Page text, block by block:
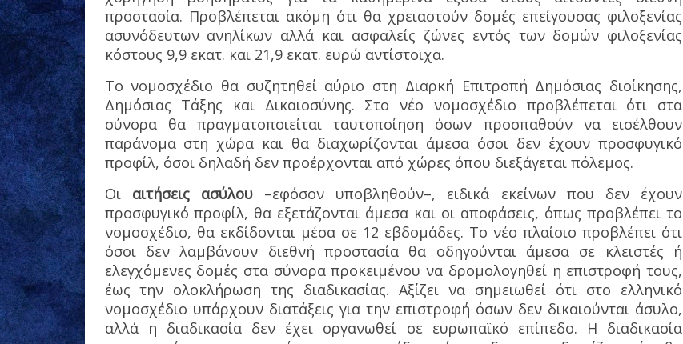
προστασία. Προβλέπεται ακόμη ότι θα χρειαστούν δομές επείγουσας φιλοξενίας
ασυνόδευτων ανηλίκων αλλά και ασφαλείς ζώνες εντός των δομών φιλοξενίας
κόστους 9,9 εκατ. και 21,9 εκατ. ευρώ αντίστοιχα.
To νομοσχέδιο θα συζητηθεί αύριο στη Διαρκή Επιτροπή Δημόσιας διοίκησης,
Δημόσιας Τάξης και Δικαιοσύνης. Στο νέο νομοσχέδιο προβλέπεται ότι στα
σύνορα θα πραγματοποιείται ταυτοποίηση όσων προσπαθούν να εισέλθουν
παράνομα στη χώρα και θα διαχωρίζονται άμεσα όσοι δεν έχουν προσφυγικό
προφίλ, όσοι δηλαδή δεν προέρχονται από χώρες όπου διεξάγεται πόλεμος.
Οι αιτήσεις ασύλου–εφόσον υποβληθούν–, ειδικά εκείνων που δεν έχουν
προσφυγικό προφίλ, θα εξετάζονται άμεσα και οι αποφάσεις, όπως προβλέπει το
νομοσχέδιο, θα εκδίδονται μέσα σε 12 εβδομάδες. Το νέο πλαίσιο προβλέπει ότι
όσοι δεν λαμβάνουν διεθνή προστασία θα οδηγούνται άμεσα σε κλειστές ή
ελεγχόμενες δομές στα σύνορα προκειμένου να δρομολογηθεί η επιστροφή τους,
έως την ολοκλήρωση της διαδικασίας. Αξίζει να σημειωθεί ότι στο ελληνικό
νομοσχέδιο υπάρχουν διατάξεις για την επιστροφή όσων δεν δικαιούνται άσυλο,
αλλά η διαδικασία δεν έχει οργανωθεί σε ευρωπαϊκό επίπεδο. Η διαδικασία